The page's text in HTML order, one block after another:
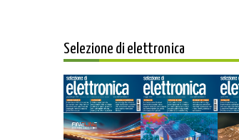
Selezione di elettronica